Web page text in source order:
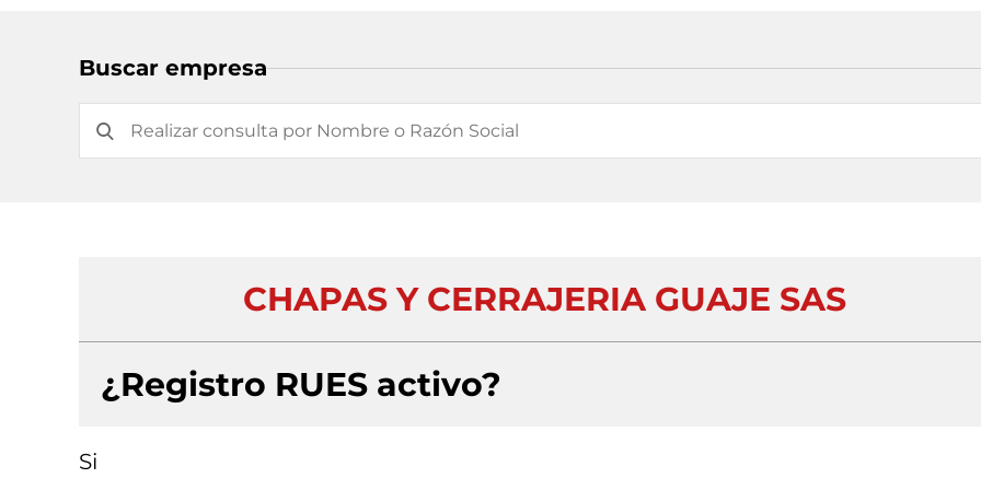
Buscar empresa
CHAPAS Y CERRAJERIA GUAJE SAS
¿Registro RUES activo?
Si